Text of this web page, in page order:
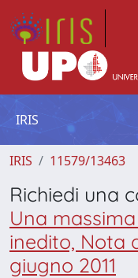
IRIS
IRIS 11579/13463
Richiedi una
Una
inedito, Nota
giugno 2011